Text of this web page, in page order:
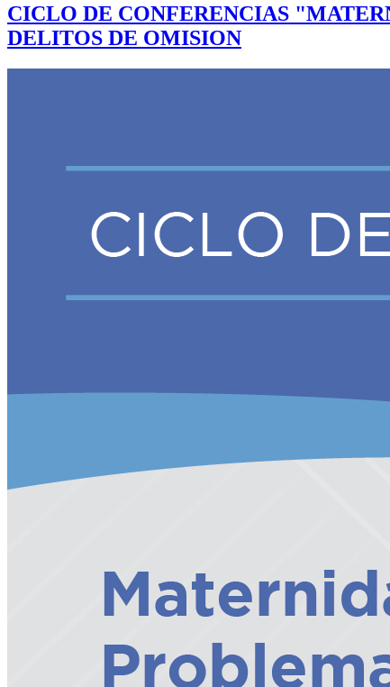
CICLO DE CONFERENCIAS
DELITOS DE OMISION